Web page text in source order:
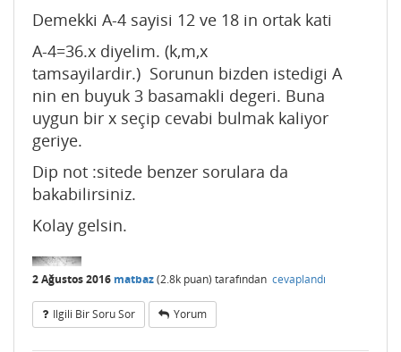
Demekki A-4 sayisi 12 ve 18 in ortak kati
A-4=36.x diyelim. (k,m,x
tamsayilardir.) Sorunun bizden istedigi A
nin en buyuk 3 basamakli degeri. Buna
uygun bir x seçip cevabi bulmak kaliyor
geriye.
Dip not :sitede benzer sorulara da
bakabilirsiniz.
Kolay gelsin.
2 Ağustos 2016 matbaz(2.8k puan) tarafından cevaplandı
Ilgili Bir Soru Sor Yorum